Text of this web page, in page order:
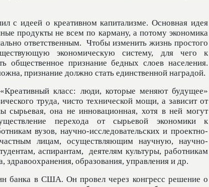
с идеей о креативном капитализме. Основная идея
продукты не всем по карману, а потому экономика
ответственным. Чтобы изменить жизнь простого
экономическую систему, для чего к
общественное признание бедных слоев населения.
признание должно стать единственной наградой.
класс: люди, которые меняют будущее»
труда, чисто технической мощи, а зависит от
сырьевая, она не инновационная, хотя в ней могут
перехода от сырьевой экономики к
вузов, научно-исследовательских и проектно-
частным лицам, осуществляющим научную, научно-
аспирантам,
деятелям культуры, работникам
образования, управления и др.
банка в США. Он провел через конгресс решение о